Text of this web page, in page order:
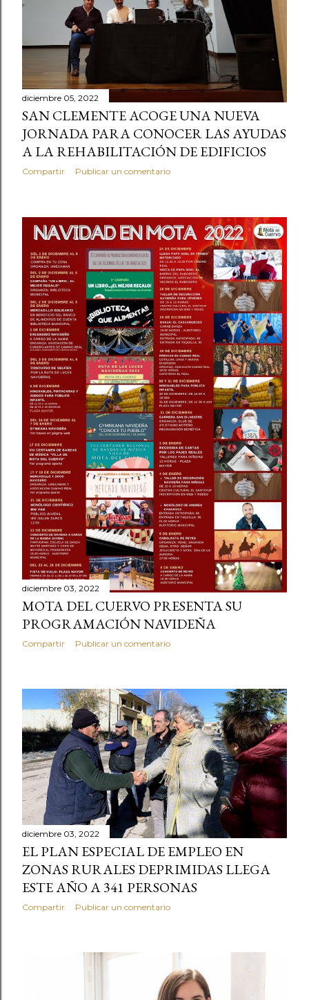
diciembre 05, 2022
SAN CLEMENTE ACOGE UNA NUEVA
JORNADA PARA CONOCER LAS AYUDAS
A LA REHABILITACIÓN DE EDIFICIOS
Compartir Publicar un comentario
diciembre 03, 2022
MOTA DEL CUERVO PRESENTA SU
PROGRAMACIÓN NAVIDEÑA
Compartir Publicar un comentario
diciembre 03, 2022
EL PLAN ESPECIAL DE EMPLEO EN
ZONAS RURALES DEPRIMIDAS LLEGA
ESTE AÑO A 341 PERSONAS
Compartir Publicar un comentario